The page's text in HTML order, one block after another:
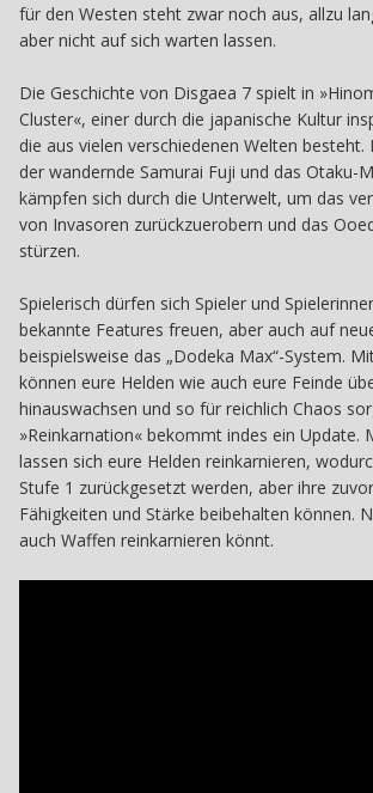
für den Westen steht zwar noch aus, allzu
aber nicht auf sich warten lassen.
Die Geschichte von Disgaea 7 spielt in
Cluster«, einer durch die japanische Kultur
die aus vielen verschiedenen Welten
der wandernde Samurai Fuji und das Otaku-
kämpfen sich durch die Unterwelt, um das
von Invasoren zurückzuerobern und das
stürzen.
Spielerisch dürfen sich Spieler und
bekannte Features freuen, aber auch auf
beispielsweise das „Dodeka Max“-System.
können eure Helden wie auch eure Feinde
hinauswachsen und so für reichlich Chaos
»Reinkarnation« bekommt indes ein Update.
lassen sich eure Helden reinkarnieren,
Stufe 1 zurückgesetzt werden, aber ihre
Fähigkeiten und Stärke beibehalten können.
auch Waffen reinkarnieren könnt.